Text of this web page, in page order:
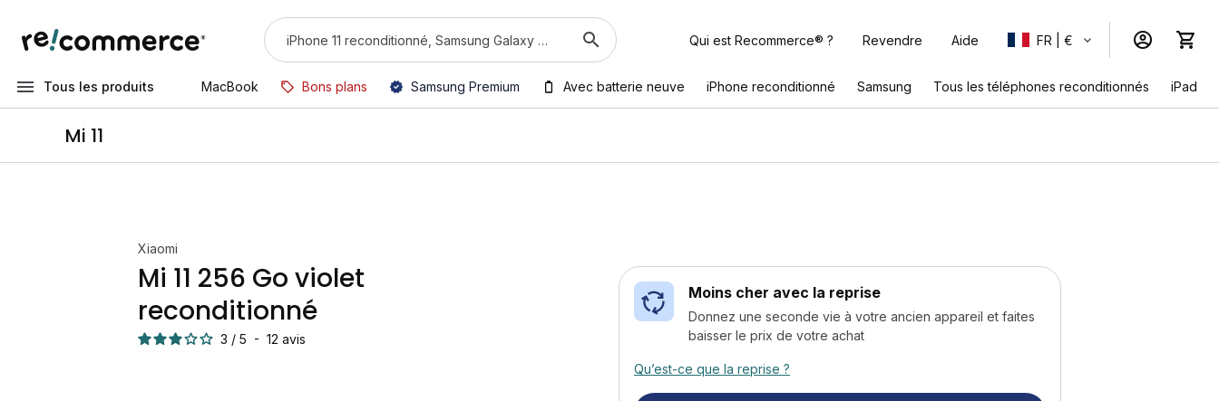
Qui est Recommerce® ? Revendre Aide FR | €
Tous les produits MacBook Bons plans Samsung Premium Avec batterie neuve iPhone reconditionné Samsung Tous les téléphones reconditionnés iPad
Mi 11
Xiaomi
Mi 11 256 Go violet
reconditionné
3 / 5 - 12 avis
Moins cher avec la reprise
Donnez une seconde vie à votre ancien appareil et faites
baisser le prix de votre achat
Qu’est-ce que la reprise ?